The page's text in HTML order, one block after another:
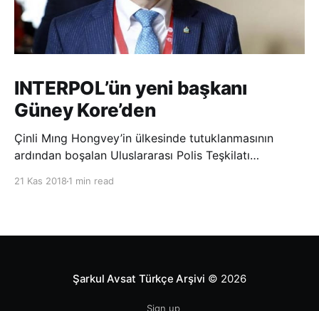
INTERPOL’ün yeni başkanı
Güney Kore’den
Çinli Mıng Hongvey’in ülkesinde tutuklanmasının
ardından boşalan Uluslararası Polis Teşkilatı
21 Kas 2018 1 min read
Şarkul Avsat Türkçe Arşivi © 2026
Sign up